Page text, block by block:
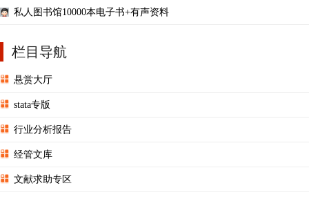
私人图书馆10000本电子书+有声资料
栏目导航
悬赏大厅
stata专版
行业分析报告
经管文库
文献求助专区